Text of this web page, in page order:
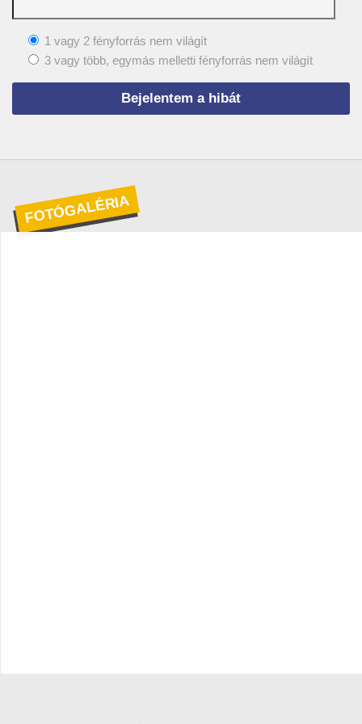
1 vagy 2 fényforrás nem világít
3 vagy több, egymás melletti fényforrás nem világít
FOTÓGALÉRIA